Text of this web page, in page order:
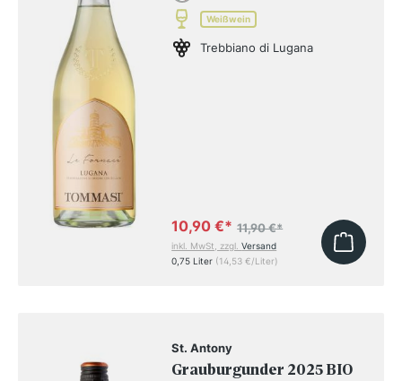
Weißwein
Trebbiano di Lugana
10,90 €* 11,90 €*
inkl. MwSt, zzgl.Versand
0,75 Liter (14,53 €/Liter)
St. Antony
Grauburgunder 2025 BIO